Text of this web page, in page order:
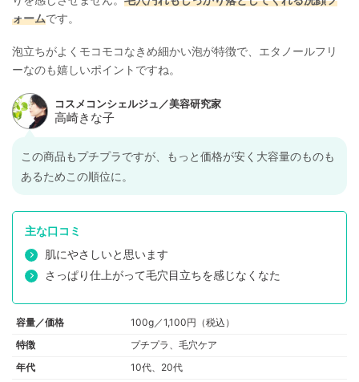
ォームです。
泡立ちがよくモコモコなきめ細かい泡が特徴で、エタノールフリ
ーなのも嬉しいポイントですね。
この商品もプチプラですが、もっと価格が安く大容量のものも
あるためこの順位に。
主な口コミ
肌にやさしいと思います
さっぱり仕上がって毛穴目立ちを感じなくなた
容量／価格
100g／1,100円（税込）
特徴
プチプラ、毛穴ケア
年代
10代、20代